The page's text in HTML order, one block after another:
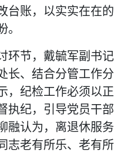
台账，以实实在在
环节，戴毓军副书
长、结合分管工作
，纪检工作必须以
执纪，引导党员干部
融认为，离退休服
志老有所乐、老有